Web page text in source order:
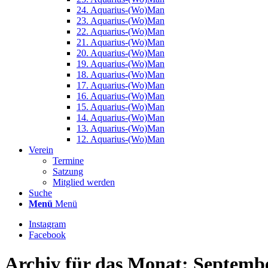
24. Aquarius-(Wo)Man
23. Aquarius-(Wo)Man
22. Aquarius-(Wo)Man
21. Aquarius-(Wo)Man
20. Aquarius-(Wo)Man
19. Aquarius-(Wo)Man
18. Aquarius-(Wo)Man
17. Aquarius-(Wo)Man
16. Aquarius-(Wo)Man
15. Aquarius-(Wo)Man
14. Aquarius-(Wo)Man
13. Aquarius-(Wo)Man
12. Aquarius-(Wo)Man
Verein
Termine
Satzung
Mitglied werden
Suche
Menü Menü
Instagram
Facebook